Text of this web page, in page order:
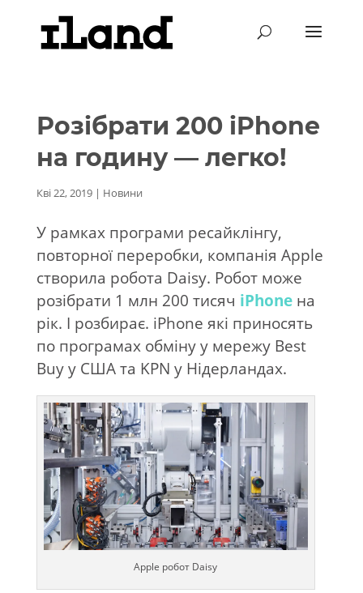
Розібрати 200 iPhone
на годину — легко!
Кві 22, 2019| Новини
У рамках програми ресайклінгу,
повторної переробки, компанія Apple
створила робота Daisy. Робот може
розібрати 1 млн 200 тисяч iPhoneна
рік. І розбирає. iPhone які приносять
по програмах обміну у мережу Best
Buy у США та KPN у Нідерландах.
Apple робот Daisy